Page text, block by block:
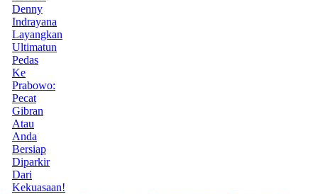
Denny
Indrayana
Layangkan
Ultimatun
Pedas
Ke
Prabowo:
Pecat
Gibran
Atau
Anda
Bersiap
Diparkir
Dari
Kekuasaan!